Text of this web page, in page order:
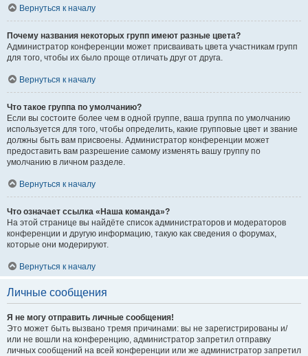
Вернуться к началу
Почему названия некоторых групп имеют разные цвета?
Администратор конференции может присваивать цвета участникам групп
для того, чтобы их было проще отличать друг от друга.
Вернуться к началу
Что такое группа по умолчанию?
Если вы состоите более чем в одной группе, ваша группа по умолчанию
используется для того, чтобы определить, какие групповые цвет и звание
должны быть вам присвоены. Администратор конференции может
предоставить вам разрешение самому изменять вашу группу по
умолчанию в личном разделе.
Вернуться к началу
Что означает ссылка «Наша команда»?
На этой странице вы найдёте список администраторов и модераторов
конференции и другую информацию, такую как сведения о форумах,
которые они модерируют.
Вернуться к началу
Личные сообщения
Я не могу отправить личные сообщения!
Это может быть вызвано тремя причинами: вы не зарегистрированы и/
или не вошли на конференцию, администратор запретил отправку
личных сообщений на всей конференции или же администратор запретил